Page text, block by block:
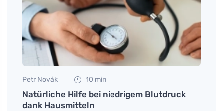
Petr Novák 10 min
Natürliche Hilfe bei niedrigem Blutdruck
dank Hausmitteln